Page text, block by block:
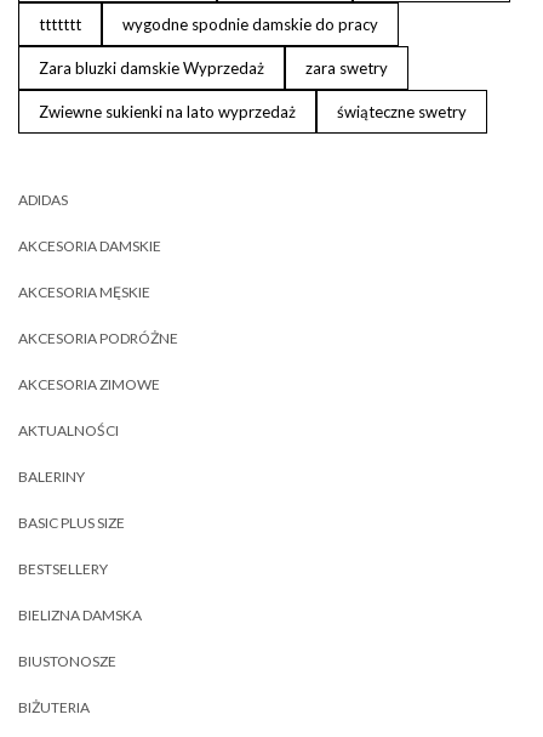
ttttttt wygodne spodnie damskie do pracy
Zara bluzki damskie Wyprzedaż zara swetry
Zwiewne sukienki na lato wyprzedaż świąteczne swetry
ADIDAS
AKCESORIA DAMSKIE
AKCESORIA MĘSKIE
AKCESORIA PODRÓŻNE
AKCESORIA ZIMOWE
AKTUALNOŚCI
BALERINY
BASIC PLUS SIZE
BESTSELLERY
BIELIZNA DAMSKA
BIUSTONOSZE
BIŻUTERIA